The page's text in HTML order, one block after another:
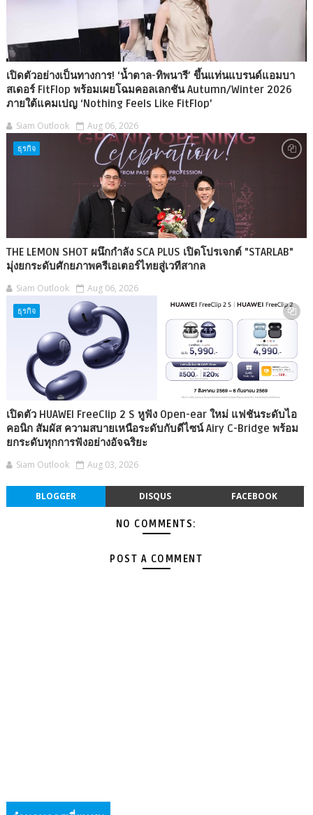
เปิดตัวอย่างเป็นทางการ! ‘น้ำตาล-ทิพนารี’ ขึ้นแท่นแบรนด์แอมบา
สเดอร์ FitFlop พร้อมเผยโฉมคอลเลกชัน Autumn/Winter 2026
ภายใต้แคมเปญ ‘Nothing Feels Like FitFlop’
Siam Outlook Aug 06, 2026
ธุรกิจ
THE LEMON SHOT ผนึกกำลัง SCA PLUS เปิดโปรเจกต์ "STARLAB"
มุ่งยกระดับศักยภาพครีเอเตอร์ไทยสู่เวทีสากล
Siam Outlook Aug 06, 2026
ธุรกิจ
เปิดตัว HUAWEI FreeClip 2 S หูฟัง Open-ear ใหม่ แฟชันระดับไอ
คอนิก สัมผัส ความสบายเหนือระดับกับดีไซน์ Airy C-Bridge พร้อม
ยกระดับทุกการฟังอย่างอัจฉริยะ
Siam Outlook Aug 03, 2026
BLOGGER DISQUS FACEBOOK
NO COMMENTS:
POST A COMMENT